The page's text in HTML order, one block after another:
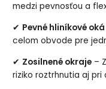
medzi pevnosťou a
✔ Pevné hliníkové oká
celom obvode pre
✔ Zosilnené okraje –
riziko roztrhnutia aj pri